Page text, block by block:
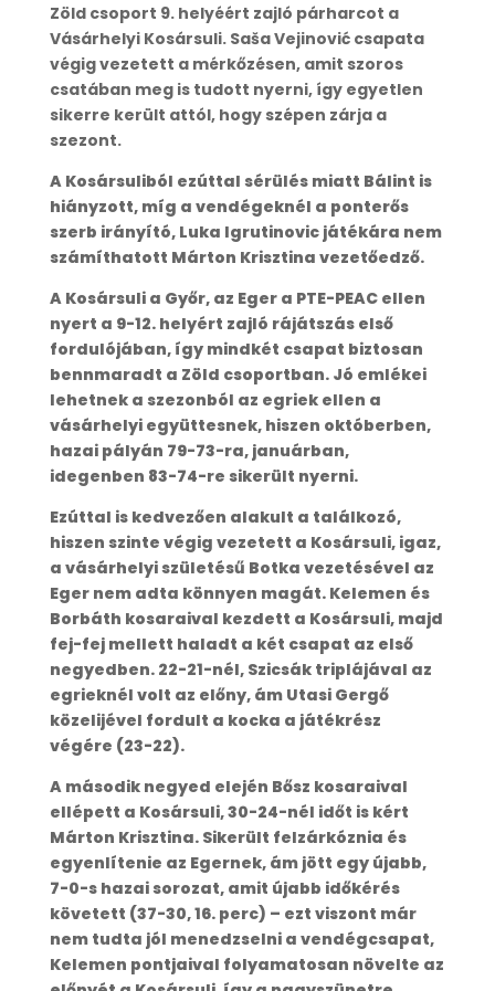
Zöld csoport 9. helyéért zajló párharcot a
Vásárhelyi Kosársuli. Saša Vejinović csapata
végig vezetett a mérkőzésen, amit szoros
csatában meg is tudott nyerni, így egyetlen
sikerre került attól, hogy szépen zárja a
szezont.
A Kosársuliból ezúttal sérülés miatt Bálint is
hiányzott, míg a vendégeknél a ponterős
szerb irányító, Luka Igrutinovic játékára nem
számíthatott Márton Krisztina vezetőedző.
A Kosársuli a Győr, az Eger a PTE-PEAC ellen
nyert a 9-12. helyért zajló rájátszás első
fordulójában, így mindkét csapat biztosan
bennmaradt a Zöld csoportban. Jó emlékei
lehetnek a szezonból az egriek ellen a
vásárhelyi együttesnek, hiszen októberben,
hazai pályán 79-73-ra, januárban,
idegenben 83-74-re sikerült nyerni.
Ezúttal is kedvezően alakult a találkozó,
hiszen szinte végig vezetett a Kosársuli, igaz,
a vásárhelyi születésű Botka vezetésével az
Eger nem adta könnyen magát. Kelemen és
Borbáth kosaraival kezdett a Kosársuli, majd
fej-fej mellett haladt a két csapat az első
negyedben. 22-21-nél, Szicsák triplájával az
egrieknél volt az előny, ám Utasi Gergő
közelijével fordult a kocka a játékrész
végére (23-22).
A második negyed elején Bősz kosaraival
ellépett a Kosársuli, 30-24-nél időt is kért
Márton Krisztina. Sikerült felzárkóznia és
egyenlítenie az Egernek, ám jött egy újabb,
7-0-s hazai sorozat, amit újabb időkérés
követett (37-30, 16. perc) – ezt viszont már
nem tudta jól menedzselni a vendégcsapat,
Kelemen pontjaival folyamatosan növelte az